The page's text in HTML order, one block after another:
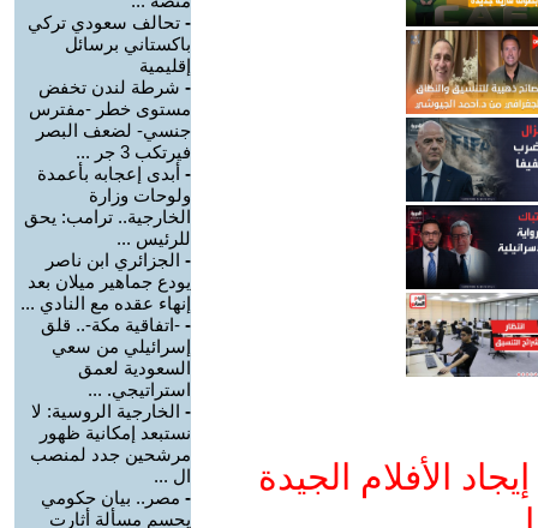
الأفلام الجيدة
- تحالف سعودي تركي
باكستاني برسائل
إقليمية
- شرطة لندن تخفض
مستوى خطر -مفترس
جنسي- لضعف البصر
فيرتكب 3 جر ...
- أبدى إعجابه بأعمدة
ولوحات وزارة
الخارجية.. ترامب: يحق
للرئيس ...
- الجزائري ابن ناصر
يودع جماهير ميلان بعد
إنهاء عقده مع النادي ...
- -اتفاقية مكة-.. قلق
إسرائيلي من سعي
السعودية لعمق
استراتيجي. ...
- الخارجية الروسية: لا
نستبعد إمكانية ظهور
مرشحين جدد لمنصب
ال ...
- مصر.. بيان حكومي
يحسم مسألة أثارت